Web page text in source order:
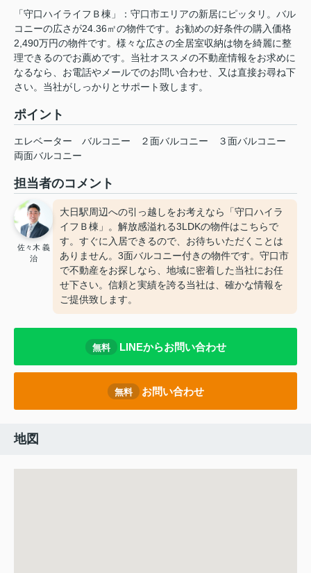
「守口ハイライフＢ棟」：守口市エリアの新居にピッタリ。バル
コニーの広さが24.36㎡の物件です。お勧めの好条件の購入価格
2,490万円の物件です。様々な広さの全居室収納は物を綺麗に整
理できるのでお薦めです。当社オススメの不動産情報をお求めに
なるなら、お電話やメールでのお問い合わせ、又は直接お尋ね下
さい。当社がしっかりとサポート致します。
ポイント
エレベーター バルコニー ２面バルコニー
３面バルコニー
両面バルコニー
担当者のコメント
佐々木 義
治
大日駅周辺への引っ越しをお考えなら「守口ハイラ
イフＢ棟」。解放感溢れる3LDKの物件はこちらで
す。すぐに入居できるので、お待ちいただくことは
ありません。3面バルコニー付きの物件です。守口市
で不動産をお探しなら、地域に密着した当社にお任
せ下さい。信頼と実績を誇る当社は、確かな情報を
ご提供致します。
無料 LINEからお問い合わせ
無料 お問い合わせ
地図